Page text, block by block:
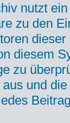
nutzt
zu den
diesem
zu
und